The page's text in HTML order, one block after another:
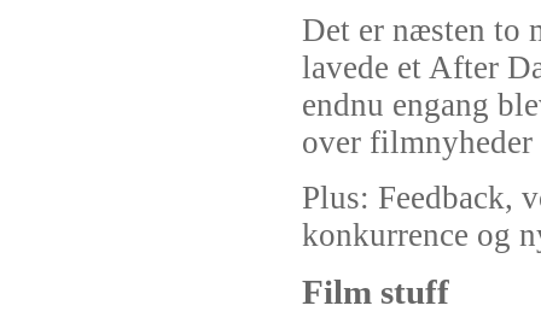
Det er næsten to
lavede et After
endnu engang
over filmnyheder
Plus: Feedback,
konkurrence og
Film stuff